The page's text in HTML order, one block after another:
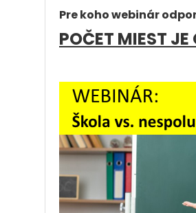
Pre koho webinár
POČET MIEST JE